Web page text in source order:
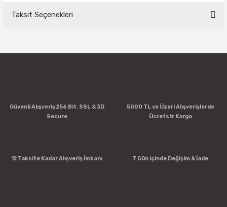
Yorum Yaz
Taksit Seçenekleri
Güvenli Alışveriş 256 Bit. SSL & 3D
Secure
5000 TL ve Üzeri Alışverişlerde
Ücretsiz Kargo
12 Taksite Kadar Alışveriş İmkanı 7 Gün içinde Değişim & İade